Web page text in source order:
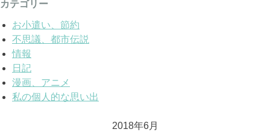
カテゴリー
お小遣い、節約
不思議、都市伝説
情報
日記
漫画、アニメ
私の個人的な思い出
2018年6月